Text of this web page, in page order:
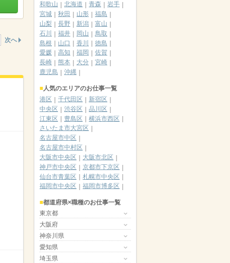
次へ
和歌山
北海道 青森
岩手
宮城
秋田 山形
福島
山梨
長野 新潟
富山
石川
福井 岡山
鳥取
島根
山口 香川
徳島
愛媛
高知 福岡
佐賀
長崎
熊本 大分
宮崎
鹿児島
沖縄
人気のエリアのお仕事一覧
港区
千代田区
新宿区
中央区
渋谷区
品川区
江東区
豊島区
横浜市西区
さいたま市大宮区
名古屋市中区
名古屋市中村区
大阪市中央区
大阪市北区
神戸市中央区
京都市下京区
仙台市青葉区
札幌市中央区
福岡市中央区
福岡市博多区
都道府県×職種のお仕事一覧
東京都
大阪府
神奈川県
愛知県
埼玉県